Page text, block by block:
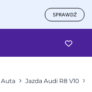
SPRAWDŹ
Auta Jazda Audi R8 V10